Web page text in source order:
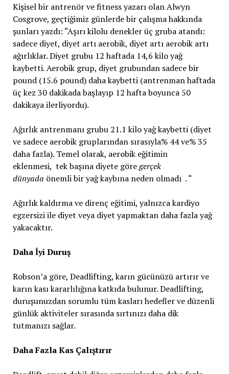
Kişisel bir antrenör ve fitness yazarı olan Alwyn
Cosgrove, geçtiğimiz günlerde bir çalışma hakkında
şunları yazdı: “Aşırı kilolu denekler üç gruba atandı:
sadece diyet, diyet artı aerobik, diyet artı aerobik artı
ağırlıklar. Diyet grubu 12 haftada 14,6 kilo yağ
kaybetti. Aerobik grup, diyet grubundan sadece bir
pound (15.6 pound) daha kaybetti (antrenman haftada
üç kez 30 dakikada başlayıp 12 hafta boyunca 50
dakikaya ilerliyordu).
Ağırlık antrenmanı grubu 21.1 kilo yağ kaybetti (diyet
ve sadece aerobik gruplarından sırasıyla% 44 ve% 35
daha fazla). Temel olarak, aerobik eğitimin
eklenmesi, tek başına diyete göregerçek
dünyada önemli bir yağ kaybına neden olmadı . “
Ağırlık kaldırma ve direnç eğitimi, yalnızca kardiyo
egzersizi ile diyet veya diyet yapmaktan daha fazla yağ
yakacaktır.
Daha İyi Duruş
Robson’a göre, Deadlifting, karın gücünüzü artırır ve
karın kası kararlılığına katkıda bulunur. Deadlifting,
duruşunuzdan sorumlu tüm kasları hedefler ve düzenli
günlük aktiviteler sırasında sırtınızı daha dik
tutmanızı sağlar.
Daha Fazla Kas Çalıştırır